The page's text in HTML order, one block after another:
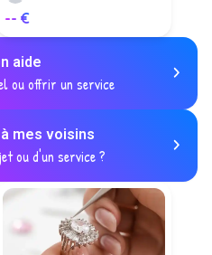
-- €
aide
ou offrir un service
mes voisins
ou d'un service ?